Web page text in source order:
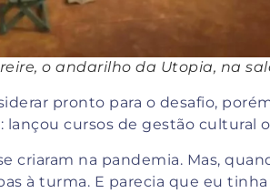
o andarilho da Utopia, na
pronto para o desafio,
cursos de gestão cultural
criaram na pandemia. Mas,
à turma. E parecia que eu